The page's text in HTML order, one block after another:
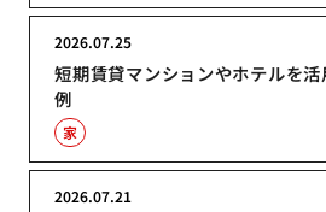
短期賃貸マンションやホテルを
例
2026.07.25
家
2026.07.21